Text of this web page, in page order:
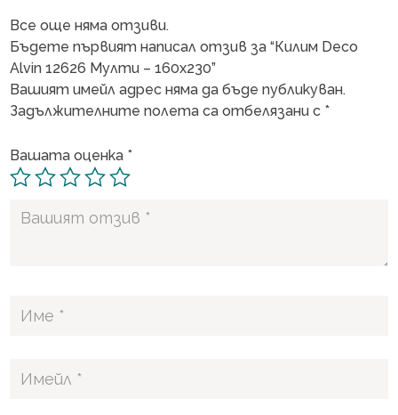
Все още няма отзиви.
Бъдете първият написал отзив за “Килим Deco
Alvin 12626 Мулти – 160х230”
Вашият имейл адрес няма да бъде публикуван.
Задължителните полета са отбелязани с *
Вашата оценка *